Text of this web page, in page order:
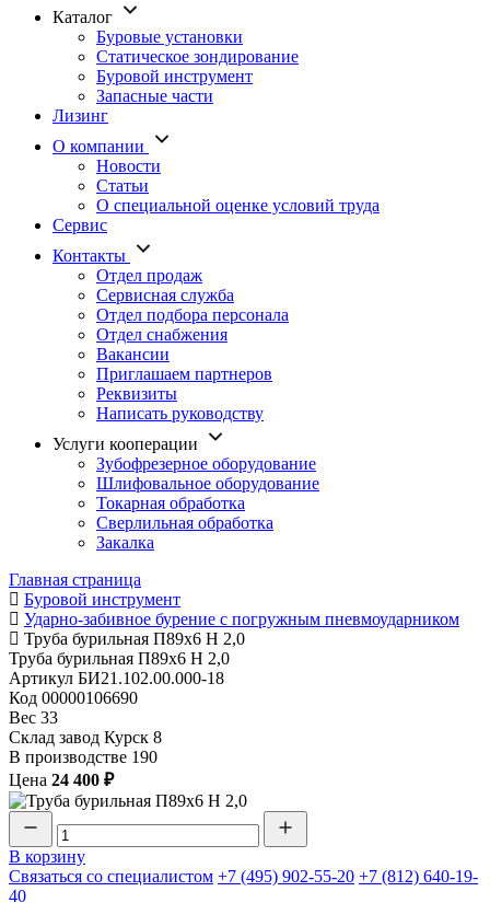
Каталог
Буровые установки
Статическое зондирование
Буровой инструмент
Запасные части
Лизинг
О компании
Новости
Статьи
О специальной оценке условий труда
Сервис
Контакты
Отдел продаж
Сервисная служба
Отдел подбора персонала
Отдел снабжения
Вакансии
Приглашаем партнеров
Реквизиты
Написать руководству
Услуги кооперации
Зубофрезерное оборудование
Шлифовальное оборудование
Токарная обработка
Cверлильная обработка
Закалка
Главная страница
Буровой инструмент
Ударно-забивное бурение с погружным пневмоударником
Труба бурильная П89х6 Н 2,0
Труба бурильная П89х6 Н 2,0
Артикул БИ21.102.00.000-18
Код 00000106690
Вес 33
Склад завод Курск 8
В производстве 190
Цена 24 400 ₽
В корзину
Связаться со специалистом +7 (495) 902-55-20 +7 (812) 640-19-
40